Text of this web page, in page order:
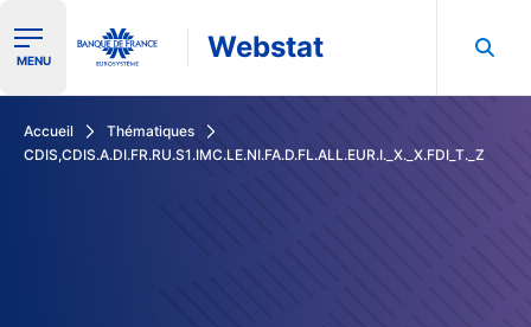
Ouvrir le menu de navigation
MENU Webstat
Accueil
Thématiques
CDIS,CDIS.A.DI.FR.RU.S1.IMC.LE.NI.FA.D.FL.ALL.EUR.I._X._X.FDI_T._Z